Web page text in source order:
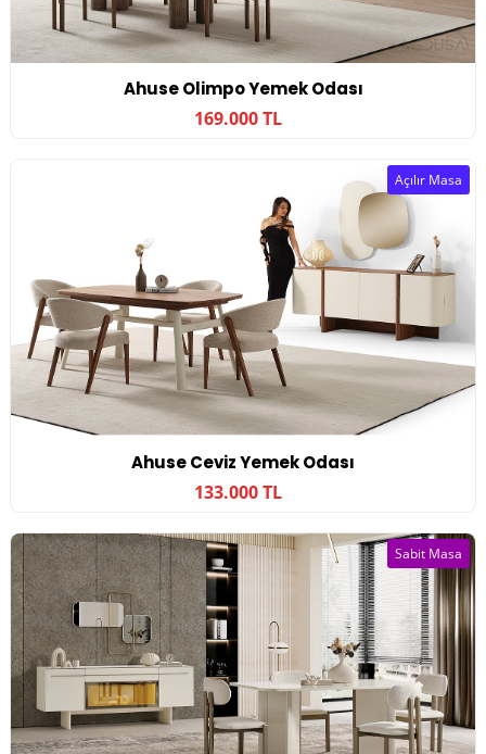
Ahuse Olimpo Yemek Odası
169.000 TL
Ahuse Ceviz Yemek Odası
133.000 TL
Açılır Masa
Sabit Masa